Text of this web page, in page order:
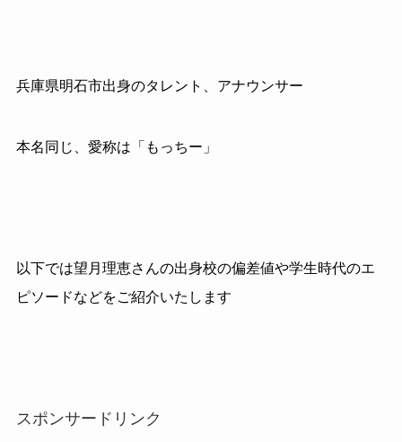
兵庫県明石市出身のタレント、アナウンサー
本名同じ、愛称は「もっちー」
以下では望月理恵さんの出身校の偏差値や学生時代のエ
ピソードなどをご紹介いたします
スポンサードリンク